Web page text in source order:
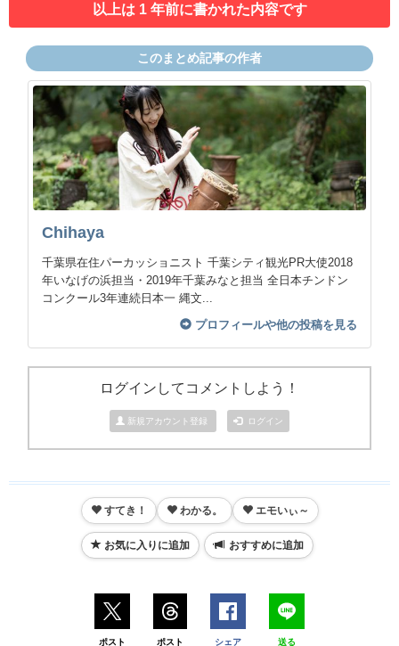
以上は 1 年前に書かれた内容です
このまとめ記事の作者
Chihaya
千葉県在住パーカッショニスト 千葉シティ観光PR大使2018
年いなげの浜担当・2019年千葉みなと担当 全日本チンドン
コンクール3年連続日本一 縄文...
プロフィールや他の投稿を見る
ログインしてコメントしよう！
新規アカウント登録 ログイン
すてき！ わかる。 エモいぃ～
お気に入りに追加 おすすめに追加
ポスト ポスト シェア 送る